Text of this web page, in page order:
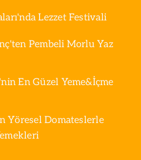
Lezzet Festivali
Pembeli Morlu Yaz
En Güzel Yeme&İçme
Yöresel Domateslerle